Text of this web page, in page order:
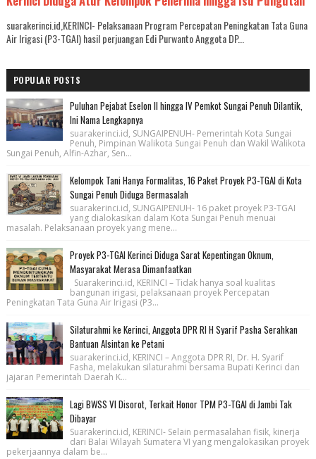
suarakerinci.id,KERINCI- Pelaksanaan Program Percepatan Peningkatan Tata Guna
Air Irigasi (P3-TGAI) hasil perjuangan Edi Purwanto Anggota DP...
POPULAR POSTS
Puluhan Pejabat Eselon II hingga IV Pemkot Sungai Penuh Dilantik,
Ini Nama Lengkapnya
suarakerinci.id, SUNGAIPENUH- Pemerintah Kota Sungai
Penuh, Pimpinan Walikota Sungai Penuh dan Wakil Walikota
Sungai Penuh, Alfin-Azhar, Sen...
Kelompok Tani Hanya Formalitas, 16 Paket Proyek P3-TGAI di Kota
Sungai Penuh Diduga Bermasalah
suarakerinci.id, SUNGAIPENUH- 16 paket proyek P3-TGAI
yang dialokasikan dalam Kota Sungai Penuh menuai
masalah. Pelaksanaan proyek yang mene...
Proyek P3-TGAI Kerinci Diduga Sarat Kepentingan Oknum,
Masyarakat Merasa Dimanfaatkan
Suarakerinci.id, KERINCI – Tidak hanya soal kualitas
bangunan irigasi, pelaksanaan proyek Percepatan
Peningkatan Tata Guna Air Irigasi (P3...
Silaturahmi ke Kerinci, Anggota DPR RI H Syarif Pasha Serahkan
Bantuan Alsintan ke Petani
suarakerinci.id, KERINCI – Anggota DPR RI, Dr. H. Syarif
Fasha, melakukan silaturahmi bersama Bupati Kerinci dan
jajaran Pemerintah Daerah K...
Lagi BWSS VI Disorot, Terkait Honor TPM P3-TGAI di Jambi Tak
Dibayar
Suarakerinci.id, KERINCI- Selain permasalahan fisik, kinerja
dari Balai Wilayah Sumatera VI yang mengalokasikan proyek
pekerjaannya dalam be...